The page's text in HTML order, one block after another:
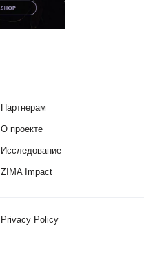
Партнерам
О проекте
Исследование
ZIMA Impact
Privacy Policy